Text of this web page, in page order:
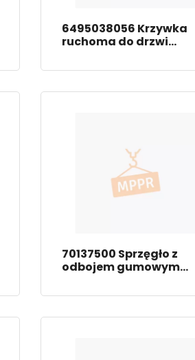
6495038056 Krzywka
ruchoma do drzwi
70137500 Sprzęgło z
odbojem gumowym